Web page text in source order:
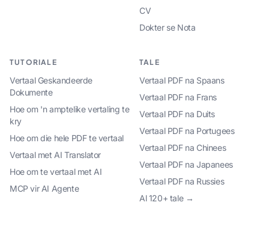
CV
Dokter se Nota
TUTORIALE
Vertaal Geskandeerde
Dokumente
Hoe om 'n amptelike vertaling te
kry
Hoe om die hele PDF te vertaal
Vertaal met AI Translator
Hoe om te vertaal met AI
MCP vir AI Agente
TALE
Vertaal PDF na Spaans
Vertaal PDF na Frans
Vertaal PDF na Duits
Vertaal PDF na Portugees
Vertaal PDF na Chinees
Vertaal PDF na Japanees
Vertaal PDF na Russies
Al 120+ tale →